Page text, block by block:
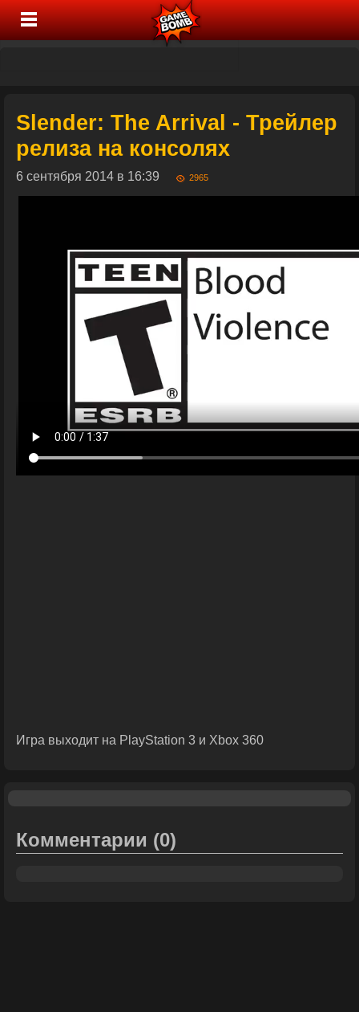
Slender: The Arrival - Трейлер
релиза на консолях
6 сентября 2014 в 16:39 2965
Игра выходит на PlayStation 3 и Xbox 360
Комментарии (0)